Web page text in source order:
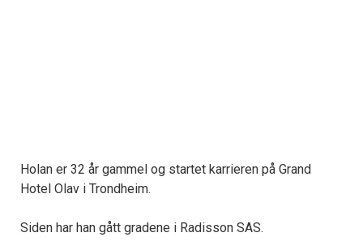
Holan er 32 år gammel og startet karrieren på Grand
Hotel Olav i Trondheim.
Siden har han gått gradene i Radisson SAS.